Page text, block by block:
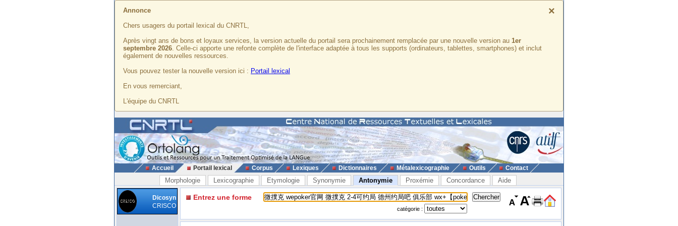
×
Annonce
Chers usagers du portail lexical du CNRTL,
Après vingt ans de bons et loyaux services, la version actuelle du portail sera prochainement remplacée par une nouvelle version au 1er
septembre 2026. Celle-ci apporte une refonte complète de l'interface adaptée à tous les supports (ordinateurs, tablettes, smartphones) et inclut
également de nouvelles ressources.
Vous pouvez tester la nouvelle version ici : Portail lexical
En vous remerciant,
L'équipe du CNRTL
Accueil Portail lexical Corpus Lexiques Dictionnaires Métalexicographie Outils Contact
Morphologie Lexicographie Etymologie Synonymie Antonymie Proxémie Concordance Aide
Dicosyn
CRISCO
Entrez une forme
catégorie :